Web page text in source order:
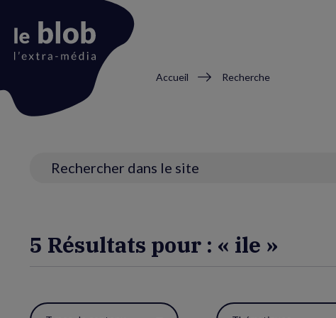
Fil
Accueil Recherche
5 Résultats pour : « ile »
Utiliser